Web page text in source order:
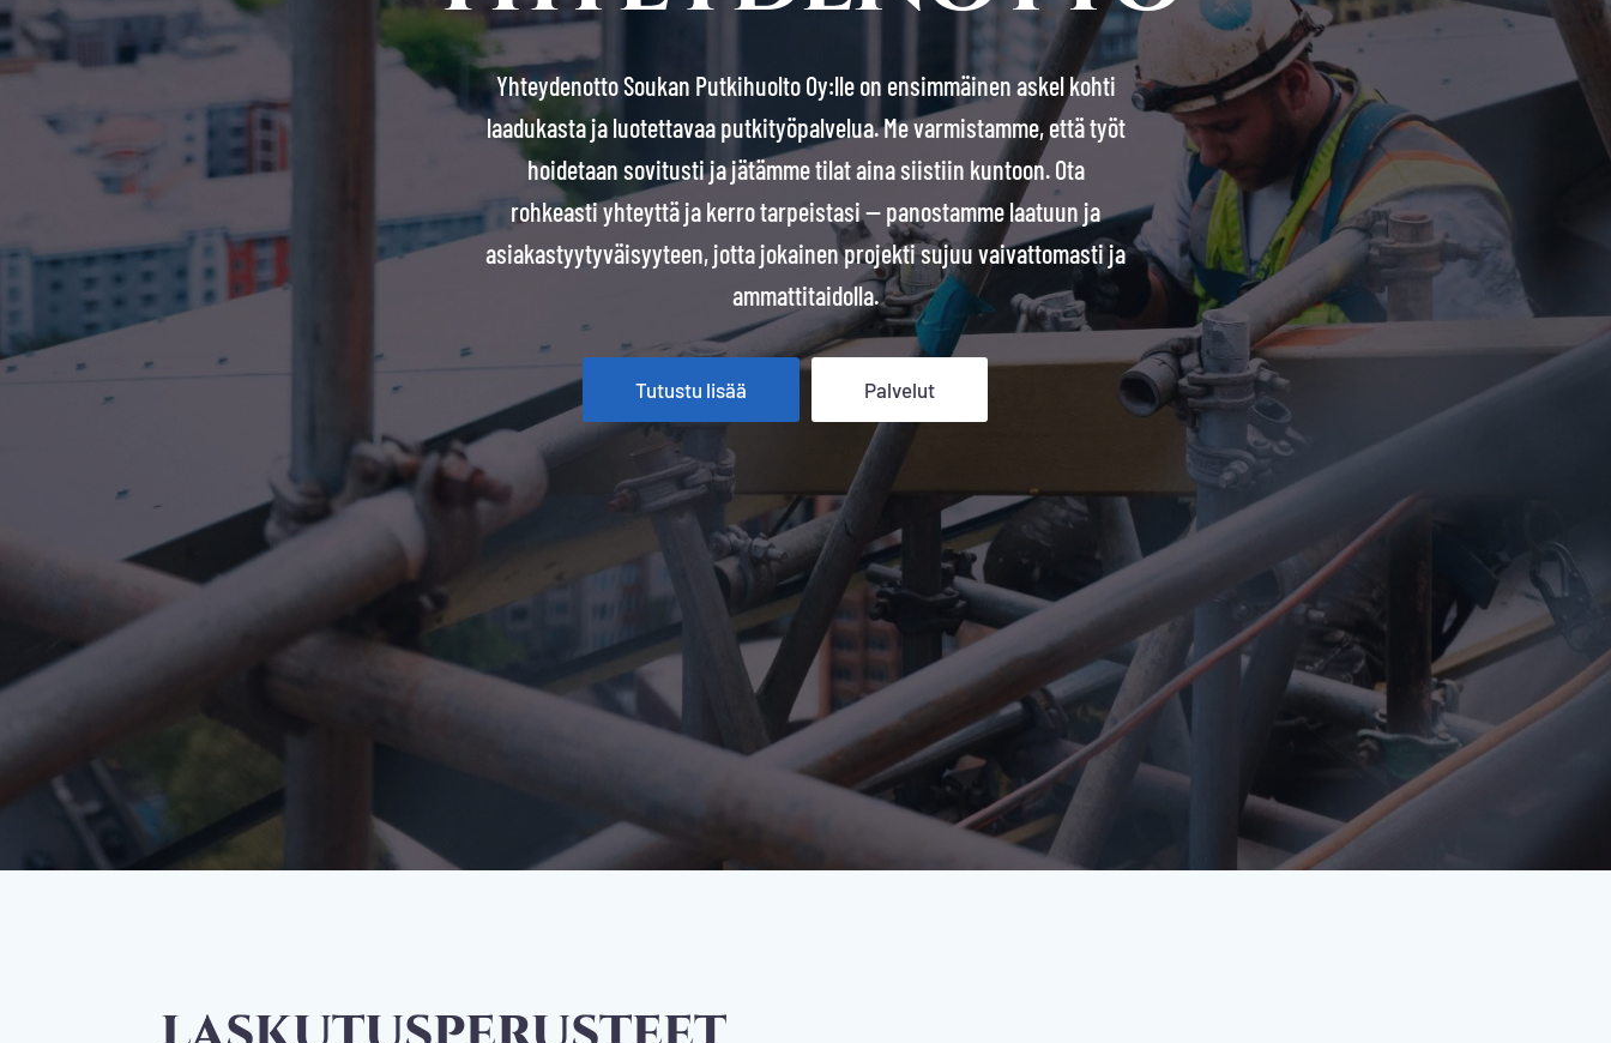
Yhteydenotto Soukan Putkihuolto Oy:lle on ensimmäinen askel kohti
laadukasta ja luotettavaa putkityöpalvelua. Me varmistamme, että työt
hoidetaan sovitusti ja jätämme tilat aina siistiin kuntoon. Ota
rohkeasti yhteyttä ja kerro tarpeistasi — panostamme laatuun ja
asiakastyytyväisyyteen, jotta jokainen projekti sujuu vaivattomasti ja
ammattitaidolla.
Tutustu lisää Palvelut